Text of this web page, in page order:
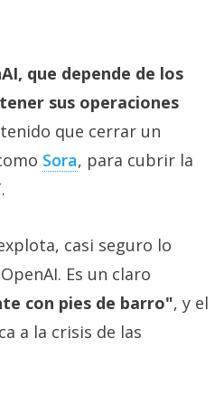
que depende de los
sus operaciones
que cerrar un
Sora‎, para cubrir la
casi seguro lo
Es un claro
con pies de barro", y el
a la crisis de las